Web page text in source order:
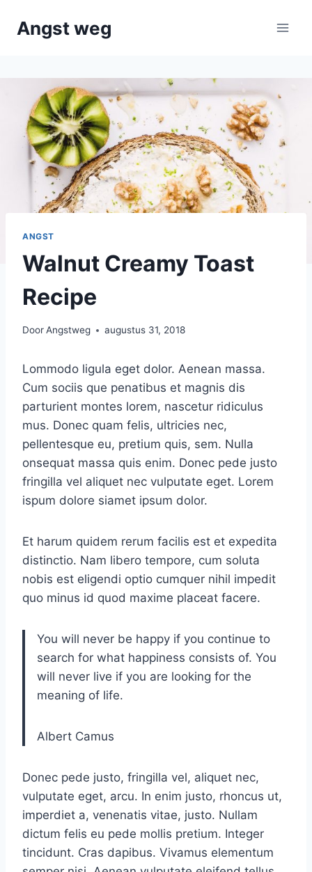
naarAngst weg
ANGST
Walnut Creamy Toast
Recipe
DoorAngstweg augustus 31, 2018
Lommodo ligula eget dolor. Aenean massa.
Cum sociis que penatibus et magnis dis
parturient montes lorem, nascetur ridiculus
mus. Donec quam felis, ultricies nec,
pellentesque eu, pretium quis, sem. Nulla
onsequat massa quis enim. Donec pede justo
fringilla vel aliquet nec vulputate eget. Lorem
ispum dolore siamet ipsum dolor.
Et harum quidem rerum facilis est et expedita
distinctio. Nam libero tempore, cum soluta
nobis est eligendi optio cumquer nihil impedit
quo minus id quod maxime placeat facere.
You will never be happy if you continue to
search for what happiness consists of. You
will never live if you are looking for the
meaning of life.
Albert Camus
Donec pede justo, fringilla vel, aliquet nec,
vulputate eget, arcu. In enim justo, rhoncus ut,
imperdiet a, venenatis vitae, justo. Nullam
dictum felis eu pede mollis pretium. Integer
tincidunt. Cras dapibus. Vivamus elementum